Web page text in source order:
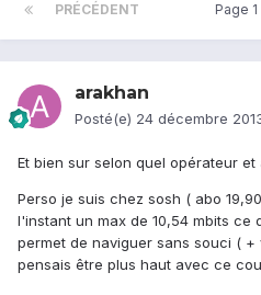
PRÉCÉDENT Page 1
arakhan
Posté(e) 24 décembre
Et bien sur selon quel opérateur et
Perso je suis chez sosh ( abo
l'instant un max de 10,54 mbits
permet de naviguer sans souci ( +
pensais être plus haut avec ce